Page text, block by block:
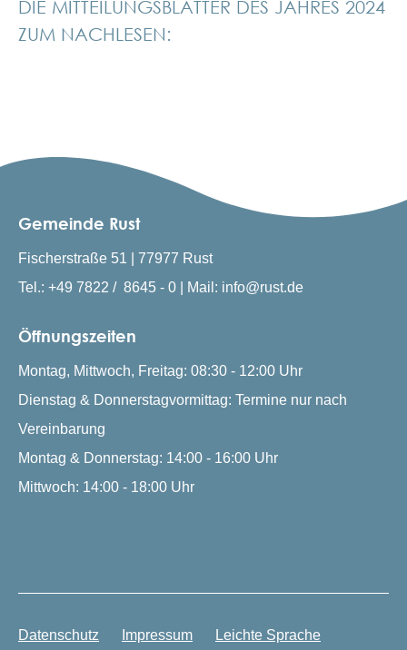
DIE MITTEILUNGSBLÄTTER DES JAHRES 2024
ZUM NACHLESEN:
Gemeinde Rust
Fischerstraße 51 | 77977 Rust
Tel.: +49 7822 / 8645 - 0 | Mail: info@rust.de
Öffnungszeiten
Montag, Mittwoch, Freitag: 08:30 - 12:00 Uhr
Dienstag & Donnerstagvormittag: Termine nur nach
Vereinbarung
Montag & Donnerstag: 14:00 - 16:00 Uhr
Mittwoch: 14:00 - 18:00 Uhr
Datenschutz Impressum Leichte Sprache